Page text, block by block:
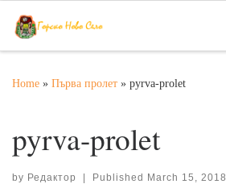
Skip to content
Home » Първа пролет » pyrva-prolet
pyrva-prolet
by Редактор | Published March 15, 2018